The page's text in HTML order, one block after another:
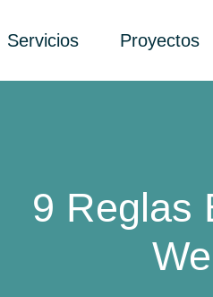
Servicios Proyectos
9 Reglas